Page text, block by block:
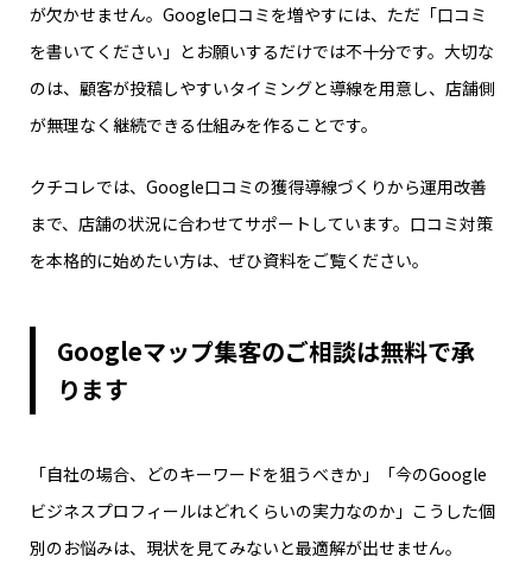
が欠かせません。Google口コミを増やすには、ただ「口コミ
を書いてください」とお願いするだけでは不十分です。大切な
のは、顧客が投稿しやすいタイミングと導線を用意し、店舗側
が無理なく継続できる仕組みを作ることです。
クチコレでは、Google口コミの獲得導線づくりから運用改善
まで、店舗の状況に合わせてサポートしています。口コミ対策
を本格的に始めたい方は、ぜひ資料をご覧ください。
Googleマップ集客のご相談は無料で承
ります
「自社の場合、どのキーワードを狙うべきか」「今のGoogle
ビジネスプロフィールはどれくらいの実力なのか」――こうした個
別のお悩みは、現状を見てみないと最適解が出せません。